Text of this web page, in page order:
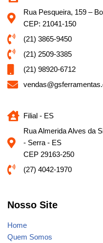
Rua Pesqueira, 159 –
CEP: 21041-150
(21) 3865-9450
(21) 2509-3385
(21) 98920-6712
Filial - ES
Rua Almerida Alves da
- Serra - ES
CEP 29163-250
(27) 4042-1970
Nosso Site
Home
Quem Somos